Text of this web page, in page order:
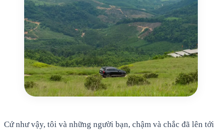
Cứ như vậy, tôi và những người bạn, chậm và chắc đã lên tới